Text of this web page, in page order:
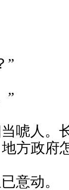
”
”
唬人。
方政府
意动。